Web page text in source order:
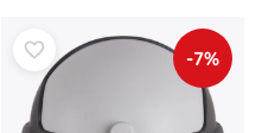
-7%